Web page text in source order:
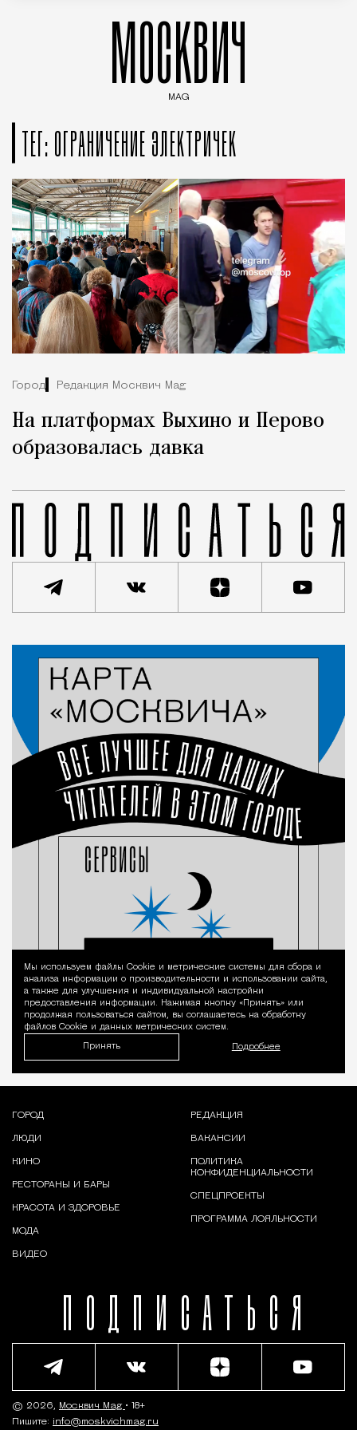
МОСКВИЧ
MAG
ТЕГ: ОГРАНИЧЕНИЕ ЭЛЕКТРИЧЕК
Город Редакция Москвич Mag
На платформах Выхино и Перово
образовалась давка
Уведомление
Мы используем файлы Сookie и метрические системы для сбора и
анализа информации о производительности и использовании сайта,
а также для улучшения и индивидуальной настройки
предоставления информации. Нажимая кнопку «Принять» или
продолжая пользоваться сайтом, вы соглашаетесь на обработку
файлов Cookie и данных метрических систем.
Принять Подробнее
ПОДПИСАТЬСЯ
ГОРОД
ЛЮДИ
КИНО
РЕСТОРАНЫ И БАРЫ
КРАСОТА И ЗДОРОВЬЕ
МОДА
ВИДЕО
РЕДАКЦИЯ
ВАКАНСИИ
ПОЛИТИКА
КОНФИДЕНЦИАЛЬНОСТИ
СПЕЦПРОЕКТЫ
ПРОГРАММА ЛОЯЛЬНОСТИ
© 2026, Москвич Mag • 18+
Пишите: info@moskvichmag.ru